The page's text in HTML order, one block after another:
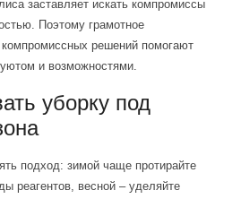
заставляет искать компромиссы
Поэтому грамотное
компромиссных решений помогают
и возможностями.
уборку под
подход: зимой чаще протирайте
реагентов, весной – уделяйте